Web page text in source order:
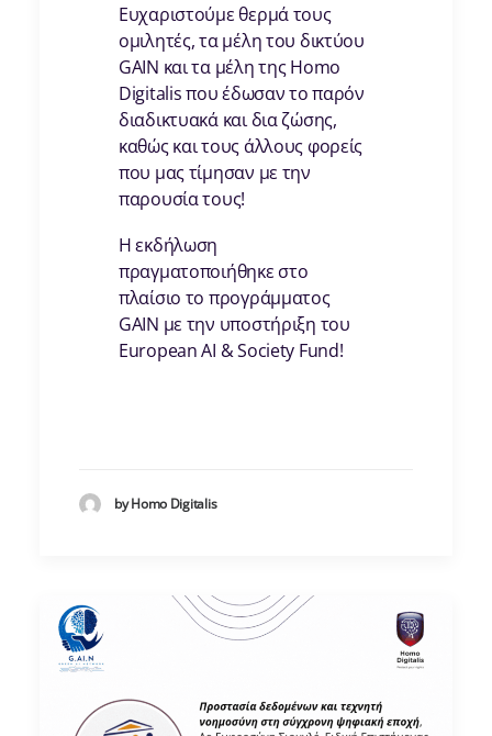
Ευχαριστούμε θερμά τους
ομιλητές, τα μέλη του δικτύου
GAIN και τα μέλη της Homo
Digitalis που έδωσαν το παρόν
διαδικτυακά και δια ζώσης,
καθώς και τους άλλους φορείς
που μας τίμησαν με την
παρουσία τους!
Η εκδήλωση
πραγματοποιήθηκε στο
πλαίσιο το προγράμματος
GAIN με την υποστήριξη του
European AI & Society Fund!
by Homo Digitalis